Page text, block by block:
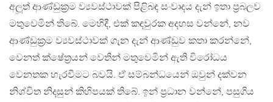
අලූත් ආණ්ඩුක‍්‍රම ව්‍යවස්ථාවක් පිළිබඳ සංවාදය දැන් ඉතා ප‍්‍රබලව
මතුවෙමින් තිබේ. මෙහිදී, එක් කඳවුරක අදහස වන්නේ, නව
ආණ්ඩුක‍්‍රම ව්‍යවස්ථාවක් ගැන දැන් ආණ්ඩුව කතා කරන්නේ,
වෙනත් ක්ෂේත‍්‍රයන් වෙතින් මතුවෙමින් ඇති විරෝධය
වෙනතක හැරවීමට බවයි. ඒ සම්බන්ධයෙන් ඔවුන් දක්වන
නිශ්චිත නිදසුන් කිහිපයක් තිබේ. ඉන් ප‍්‍රධාන වන්නේ, පසුගිය